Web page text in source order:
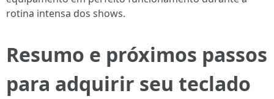
rotina intensa dos shows.
Resumo e próximos passos
para adquirir seu teclado